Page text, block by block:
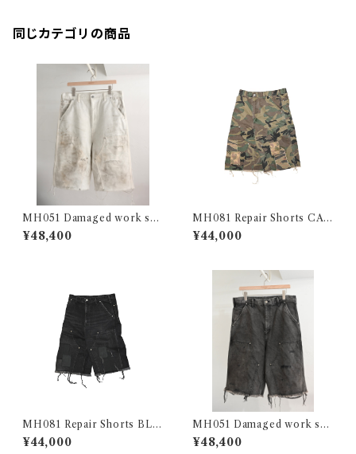
同じカテゴリの商品
MH051 Damaged work sho
rts / WHITE
¥48,400
MH081 Repair Shorts CA
MO
¥44,000
MH081 Repair Shorts BLA
CK
¥44,000
MH051 Damaged work sho
rts / BLACK DENIM
¥48,400